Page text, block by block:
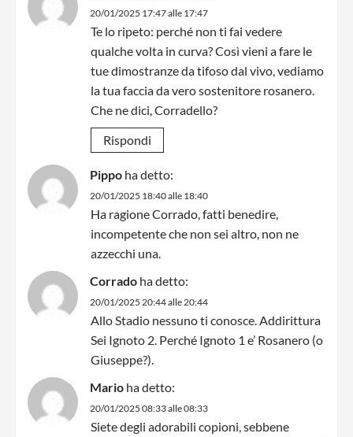
20/01/2025 17:47 alle 17:47
Te lo ripeto: perché non ti fai vedere
qualche volta in curva? Così vieni a fare le
tue dimostranze da tifoso dal vivo, vediamo
la tua faccia da vero sostenitore rosanero.
Che ne dici, Corradello?
Rispondi
Pippo ha detto:
20/01/2025 18:40 alle 18:40
Ha ragione Corrado, fatti benedire,
incompetente che non sei altro, non ne
azzecchi una.
Corrado ha detto:
20/01/2025 20:44 alle 20:44
Allo Stadio nessuno ti conosce. Addirittura
Sei Ignoto 2. Perché Ignoto 1 e’ Rosanero (o
Giuseppe?).
Mario ha detto:
20/01/2025 08:33 alle 08:33
Siete degli adorabili copioni, sebbene